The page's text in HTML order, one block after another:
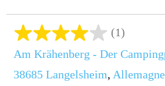
(1)
Am Krähenberg - Der
38685 Langelsheim, Allemagne